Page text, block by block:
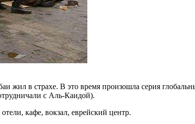
жил в страхе. В это время произошла серия
с Аль-Каидой).
кафе, вокзал, еврейский центр.